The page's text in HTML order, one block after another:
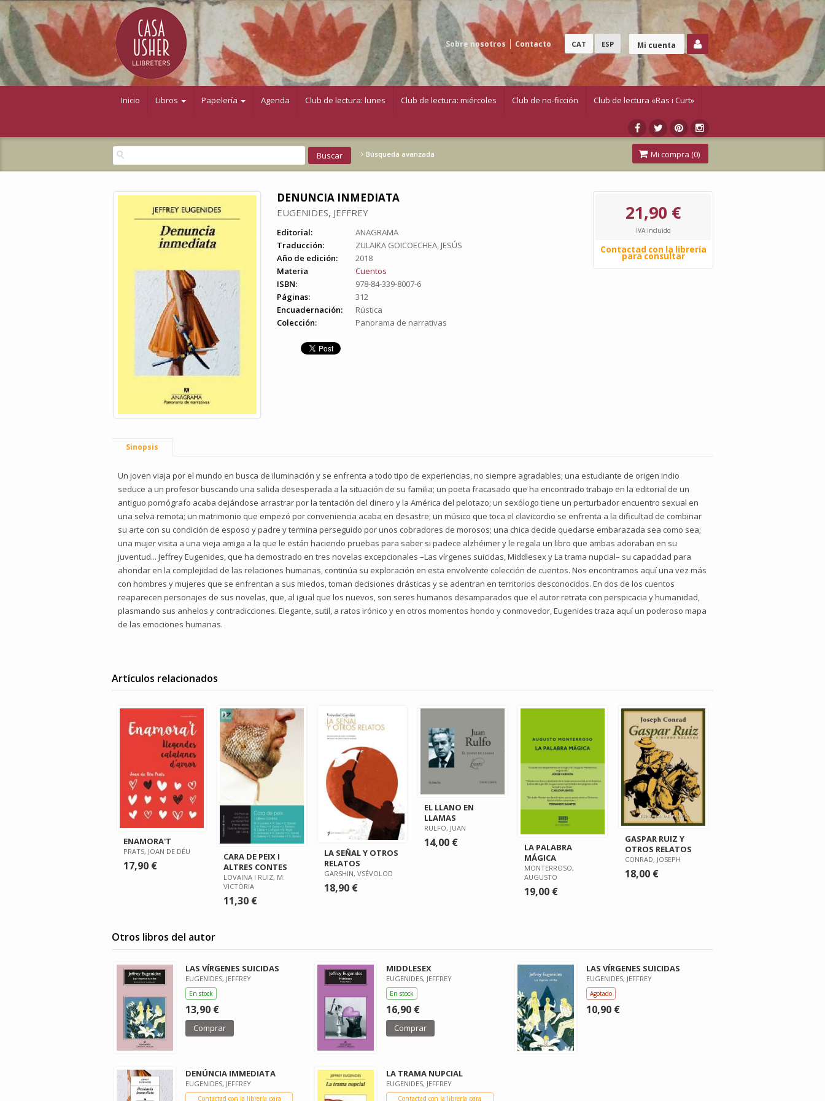
Mi cuenta
CAT ESP
Sobre nosotros Contacto
Inicio Libros Papelería Agenda Club de lectura: lunes Club de lectura: miércoles Club de no-ficción Club de lectura «Ras i Curt»
Búsqueda avanzada Mi compra (0)
DENUNCIA INMEDIATA
EUGENIDES, JEFFREY
Editorial:
ANAGRAMA
Traducción:
ZULAIKA GOICOECHEA, JESÚS
Año de edición:
2018
Materia
Cuentos
ISBN:
978-84-339-8007-6
Páginas:
312
Encuadernación:
Rústica
Colección:
Panorama de narrativas
21,90 €
IVA incluido
Contactad con la librería
para consultar
Sinopsis
Un joven viaja por el mundo en busca de iluminación y se enfrenta a todo tipo de experiencias, no siempre agradables; una estudiante de origen indio
seduce a un profesor buscando una salida desesperada a la situación de su familia; un poeta fracasado que ha encontrado trabajo en la editorial de un
antiguo pornógrafo acaba dejándose arrastrar por la tentación del dinero y la América del pelotazo; un sexólogo tiene un perturbador encuentro sexual en
una selva remota; un matrimonio que empezó por conveniencia acaba en desastre; un músico que toca el clavicordio se enfrenta a la dificultad de combinar
su arte con su condición de esposo y padre y termina perseguido por unos cobradores de morosos; una chica decide quedarse embarazada sea como sea;
una mujer visita a una vieja amiga a la que le están haciendo pruebas para saber si padece alzhéimer y le regala un libro que ambas adoraban en su
juventud... Jeffrey Eugenides, que ha demostrado en tres novelas excepcionales –Las vírgenes suicidas, Middlesex y La trama nupcial– su capacidad para
ahondar en la complejidad de las relaciones humanas, continúa su exploración en esta envolvente colección de cuentos. Nos encontramos aquí una vez más
con hombres y mujeres que se enfrentan a sus miedos, toman decisiones drásticas y se adentran en territorios desconocidos. En dos de los cuentos
reaparecen personajes de sus novelas, que, al igual que los nuevos, son seres humanos desamparados que el autor retrata con perspicacia y humanidad,
plasmando sus anhelos y contradicciones. Elegante, sutil, a ratos irónico y en otros momentos hondo y conmovedor, Eugenides traza aquí un poderoso mapa
de las emociones humanas.
Artículos relacionados
ENAMORA'T
PRATS, JOAN DE DÉU
17,90 €
CARA DE PEIX I
ALTRES CONTES
LOVAINA I RUIZ, M.
VICTÒRIA
11,30 €
LA SEÑAL Y OTROS
RELATOS
GARSHIN, VSÉVOLOD
18,90 €
EL LLANO EN
LLAMAS
RULFO, JUAN
14,00 €
LA PALABRA
MÁGICA
MONTERROSO,
AUGUSTO
19,00 €
GASPAR RUIZ Y
OTROS RELATOS
CONRAD, JOSEPH
18,00 €
Otros libros del autor
LAS VÍRGENES SUICIDAS
EUGENIDES, JEFFREY
En stock
13,90 €
Comprar
MIDDLESEX
EUGENIDES, JEFFREY
En stock
16,90 €
Comprar
LAS VÍRGENES SUICIDAS
EUGENIDES, JEFFREY
Agotado
10,90 €
DENÚNCIA IMMEDIATA
EUGENIDES, JEFFREY
Contactad con la librería para
LA TRAMA NUPCIAL
EUGENIDES, JEFFREY
Contactad con la librería para